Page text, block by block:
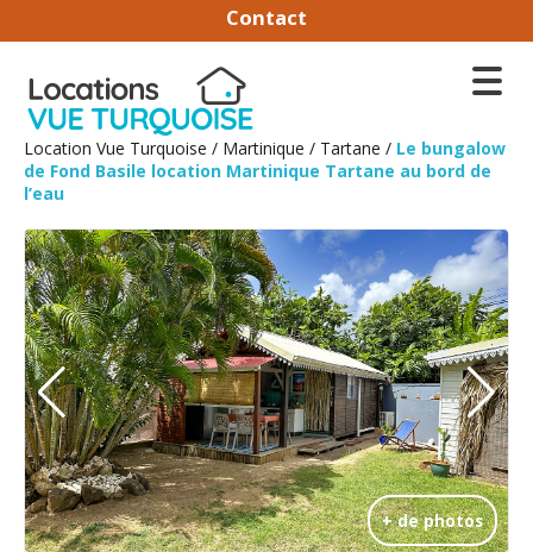
Contact
Location Vue Turquoise / Martinique / Tartane / Le bungalow
de Fond Basile location Martinique Tartane au bord de
l’eau
+ de photos